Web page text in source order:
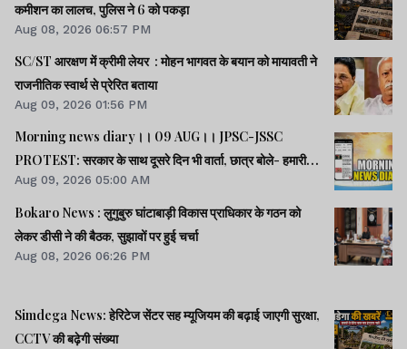
कमीशन का लालच, पुलिस ने 6 को पकड़ा
Aug 08, 2026 06:57 PM
SC/ST आरक्षण में क्रीमी लेयर : मोहन भागवत के बयान को मायावती ने
राजनीतिक स्वार्थ से प्रेरित बताया
Aug 09, 2026 01:56 PM
Morning news diary।। 09 AUG।। JPSC-JSSC
PROTEST: सरकार के साथ दूसरे दिन भी वार्ता, छात्र बोले- हमारी
बातें सुनी गईं।। छात्रों के समर्थन में उतरी भाजपा, 10 को विधानसभा
घेराव।। भारत सहित 5 देशों पर 100% टैरिफ लगानेवाला बिल US
सीनेट से पास।। समेत कई खबरें व वीडियो.
Aug 09, 2026 05:00 AM
Bokaro News : लुगुबुरु घांटाबाड़ी विकास प्राधिकार के गठन को
लेकर डीसी ने की बैठक, सुझावों पर हुई चर्चा
Aug 08, 2026 06:26 PM
Simdega News: हेरिटेज सेंटर सह म्यूजियम की बढ़ाई जाएगी सुरक्षा,
CCTV की बढ़ेगी संख्या